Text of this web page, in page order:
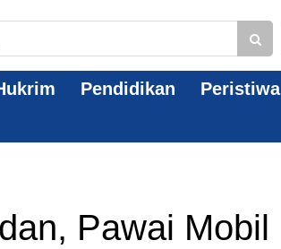
Pendidikan Peristiwa
Pawai Mobil